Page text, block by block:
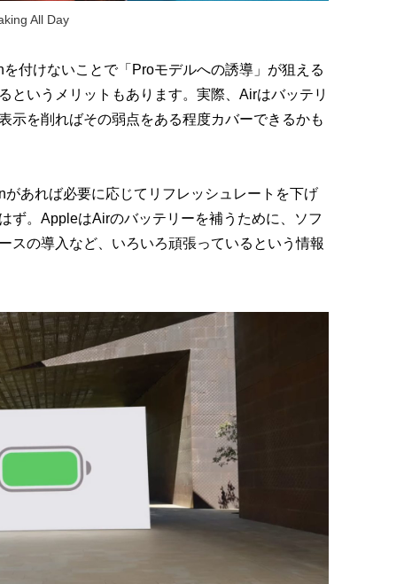
All Day
付けないことで「Proモデルへの誘導」が狙える
というメリットもあります。実際、Airはバッテリ
示を削ればその弱点をある程度カバーできるかも
あれば必要に応じてリフレッシュレートを下げ
ず。AppleはAirのバッテリーを補うために、ソフ
スの導入など、いろいろ頑張っているという情報